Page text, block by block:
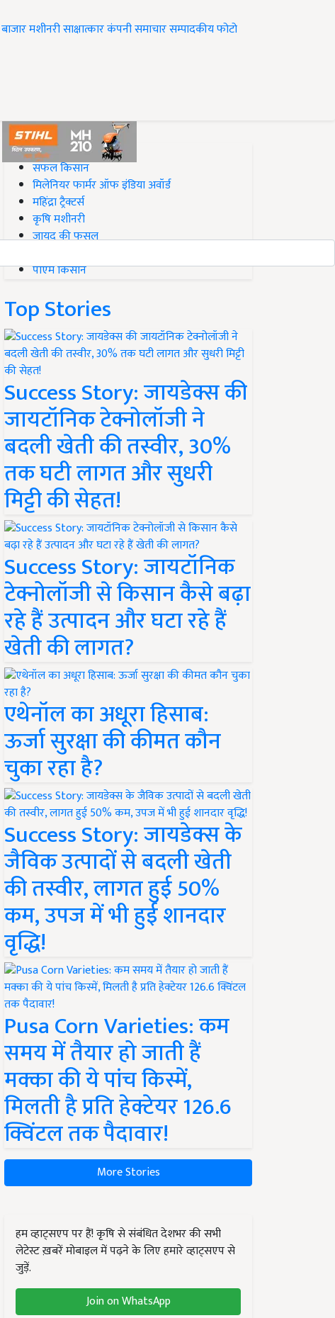
बाजारमशीनरीसाक्षात्कारकंपनी समाचारसम्पादकीयफोटो
#Top on Krishi Jagran
सफल किसान
मिलेनियर फार्मर ऑफ इंडिया अवॉर्ड
महिंद्रा ट्रैक्टर्स
कृषि मशीनरी
जायद की फसल
पीएम किसान
Top Stories
Success Story: जायडेक्स की
जायटॉनिक टेक्नोलॉजी ने
बदली खेती की तस्वीर, 30%
तक घटी लागत और सुधरी
मिट्टी की सेहत!
Success Story: जायटॉनिक
टेक्नोलॉजी से किसान कैसे बढ़ा
रहे हैं उत्पादन और घटा रहे हैं
खेती की लागत?
एथेनॉल का अधूरा हिसाब:
ऊर्जा सुरक्षा की कीमत कौन
चुका रहा है?
Success Story: जायडेक्स के
जैविक उत्पादों से बदली खेती
की तस्वीर, लागत हुई 50%
कम, उपज में भी हुई शानदार
वृद्धि!
Pusa Corn Varieties: कम
समय में तैयार हो जाती हैं
मक्का की ये पांच किस्में,
मिलती है प्रति हेक्टेयर 126.6
क्विंटल तक पैदावार!
More Stories
हम व्हाट्सएप पर हैं! कृषि से संबंधित देशभर की सभी
लेटेस्ट ख़बरें मोबाइल में पढ़ने के लिए हमारे व्हाट्सएप से
जुड़ें.
Join on WhatsApp